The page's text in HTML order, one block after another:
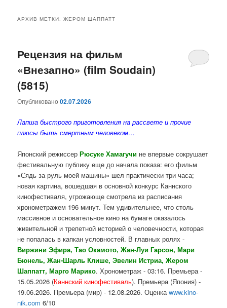
основному
содержимому
дополнительному
содержимому
АРХИВ МЕТКИ:ЖЕРОМ ШАППАТТ
Рецензия на фильм
«Внезапно» (film Soudain)
(5815)
Опубликовано02.07.2026
Лапша быстрого приготовления на рассвете и прочие
плюсы быть смертным человеком…
Японский режиссерРюсуке Хамагучи не впервые сокрушает
фестивальную публику еще до начала показа: его фильм
«Сядь за руль моей машины» шел практически три часа;
новая картина, вошедшая в основной конкурс Каннского
кинофестиваля, угрожающе смотрела из расписания
хронометражем 196 минут. Тем удивительнее, что столь
массивное и основательное кино на бумаге оказалось
живительной и трепетной историей о человечности, которая
не попалась в капкан условностей. В главных ролях -
Виржини Эфира, Тао Окамото, Жан-Луи Гарсон, Мари
Бюнель, Жан-Шарль Клише, Эвелин Истриа, Жером
Шаппатт, Марго Марико. Хронометраж - 03:16. Премьера -
15.05.2026 (Каннский кинофестиваль). Премьера (Япония) -
19.06.2026. Премьера (мир) - 12.08.2026. Оценкаwww.kino-
nik.com 6/10